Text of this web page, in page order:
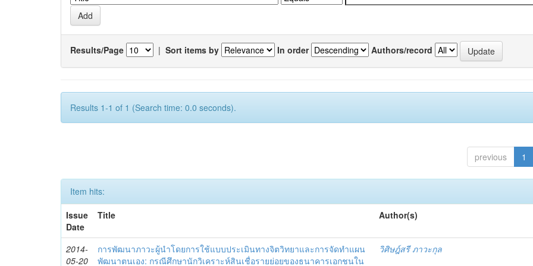
Results/Page | Sort items by In order Authors/record
Results 1-1 of 1 (Search time: 0.0 seconds).
previous 1
Item hits:
Issue
Date
Title Author(s)
2014-
05-20
การพัฒนาภาวะผู้นำโดยการใช้แบบประเมินทางจิตวิทยาและการจัดทำแผน
พัฒนาตนเอง: กรณีศึกษานักวิเคราะห์สินเชื่อรายย่อยของธนาคารเอกชนใน
วิศิษฎ์สรี ภาวะกุล